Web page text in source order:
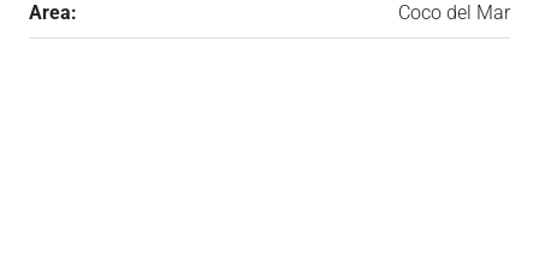
Area: Coco del Mar